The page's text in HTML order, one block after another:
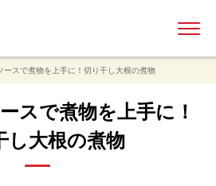
ースで煮物を上手に！切り干し大根の煮物
スで煮物を上手に！
し大根の煮物